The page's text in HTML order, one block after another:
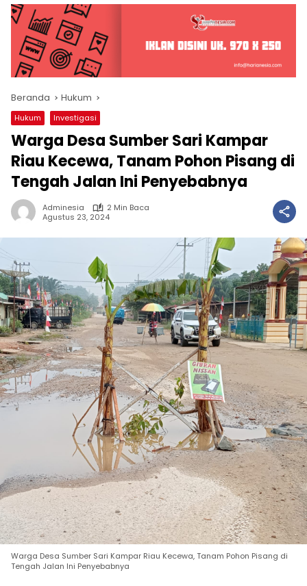
Beranda Hukum
Hukum Investigasi
Warga Desa Sumber Sari Kampar
Riau Kecewa, Tanam Pohon Pisang di
Tengah Jalan Ini Penyebabnya
Adminesia
2 Min Baca
Agustus 23, 2024
Warga Desa Sumber Sari Kampar Riau Kecewa, Tanam Pohon Pisang di
Tengah Jalan Ini Penyebabnya